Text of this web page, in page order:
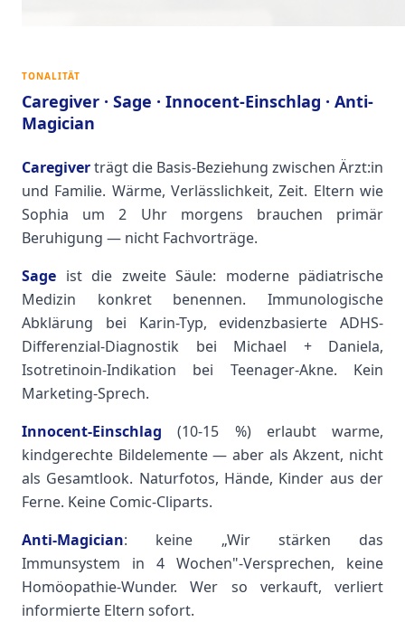
TONALITÄT
Caregiver · Sage · Innocent-Einschlag · Anti-
Magician
Caregiverträgt die Basis-Beziehung zwischen Ärzt:in
und Familie. Wärme, Verlässlichkeit, Zeit. Eltern wie
Sophia um 2 Uhr morgens brauchen primär
Beruhigung — nicht Fachvorträge.
Sage ist die zweite Säule: moderne pädiatrische
Medizin konkret benennen. Immunologische
Abklärung bei Karin-Typ, evidenzbasierte ADHS-
Differenzial-Diagnostik bei Michael + Daniela,
Isotretinoin-Indikation bei Teenager-Akne. Kein
Marketing-Sprech.
Innocent-Einschlag (10-15 %) erlaubt warme,
kindgerechte Bildelemente — aber als Akzent, nicht
als Gesamtlook. Naturfotos, Hände, Kinder aus der
Ferne. Keine Comic-Cliparts.
Anti-Magician: keine „Wir stärken das
Immunsystem in 4 Wochen"-Versprechen, keine
Homöopathie-Wunder. Wer so verkauft, verliert
informierte Eltern sofort.